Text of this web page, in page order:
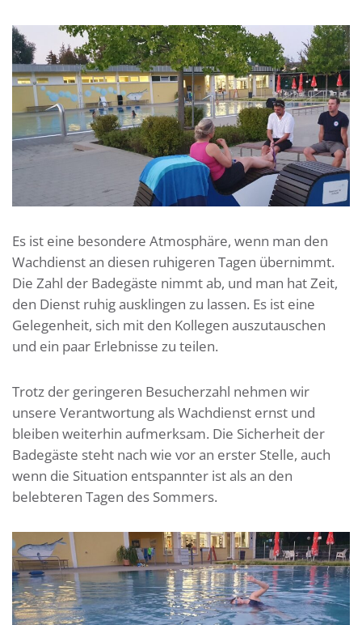
Es ist eine besondere Atmosphäre, wenn man den
Wachdienst an diesen ruhigeren Tagen übernimmt.
Die Zahl der Badegäste nimmt ab, und man hat Zeit,
den Dienst ruhig ausklingen zu lassen. Es ist eine
Gelegenheit, sich mit den Kollegen auszutauschen
und ein paar Erlebnisse zu teilen.
Trotz der geringeren Besucherzahl nehmen wir
unsere Verantwortung als Wachdienst ernst und
bleiben weiterhin aufmerksam. Die Sicherheit der
Badegäste steht nach wie vor an erster Stelle, auch
wenn die Situation entspannter ist als an den
belebteren Tagen des Sommers.